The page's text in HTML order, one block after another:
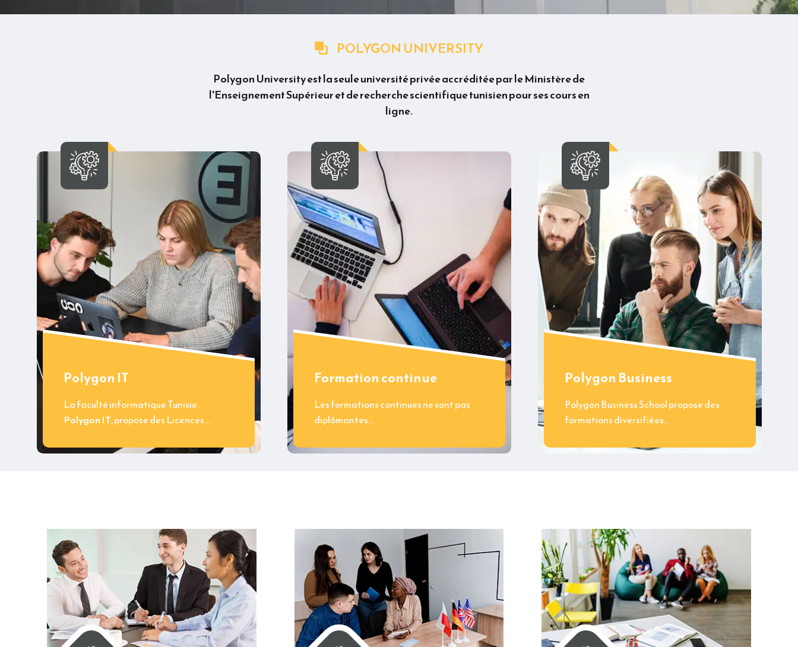
POLYGON UNIVERSITY
Polygon University est la seule université privée accréditée par le Ministère de
l'Enseignement Supérieur et de recherche scientifique tunisien pour ses cours en
ligne.
Polygon IT
La faculté informatique Tunisie,
Polygon IT, propose des Licences…
Formation continue
Les formations continues ne sont pas
diplômantes…
Polygon Business
Polygon Business School propose des
formations diversifiées…